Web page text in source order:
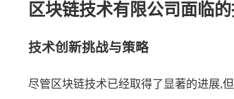
区块链技术有限公司面临
技术创新挑战与策略
尽管区块链技术已经取得了显著的进展,